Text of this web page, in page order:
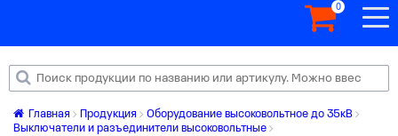
0
Главная Продукция
Оборудование высоковольтное до 35кВ
Выключатели и разъединители высоковольтные